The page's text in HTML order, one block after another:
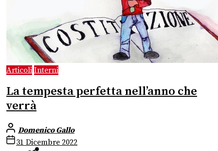
Articoli Interni
La tempesta perfetta nell’anno che
verrà
Domenico Gallo
31 Dicembre 2022